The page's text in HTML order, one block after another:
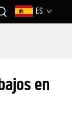
ES
en